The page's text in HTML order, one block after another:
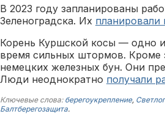
В 2023 году запланированы
Зеленоградска. Их планировали
Корень Куршской косы — одно
время сильных штормов. Кроме
немецких железных бун. Они
Люди неоднократно получали
Ключевые слова: берегоукрепление,
Балтберегозащита.